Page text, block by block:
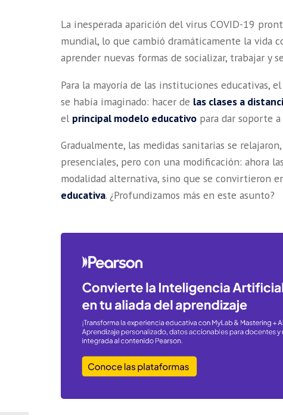
La inesperada aparición del virus COVID-19
mundial, lo que cambió dramáticamente la vida
aprender nuevas formas de socializar, trabajar y
Para la mayoría de las instituciones educativas,
se había imaginado: hacer de las clases a
el principal modelo educativo para dar soporte
Gradualmente, las medidas sanitarias se
presenciales, pero con una modificación: ahora
modalidad alternativa, sino que se convirtieron
educativa. ¿Profundizamos más en este asunto?